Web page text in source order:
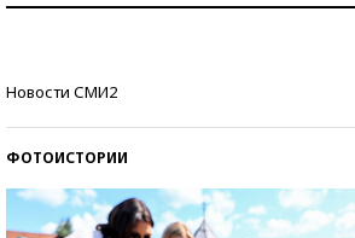
Новости СМИ2
ФОТОИСТОРИИ